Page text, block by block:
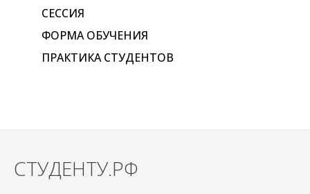
СЕССИЯ
ФОРМА ОБУЧЕНИЯ
ПРАКТИКА СТУДЕНТОВ
СТУДЕНТУ.РФ